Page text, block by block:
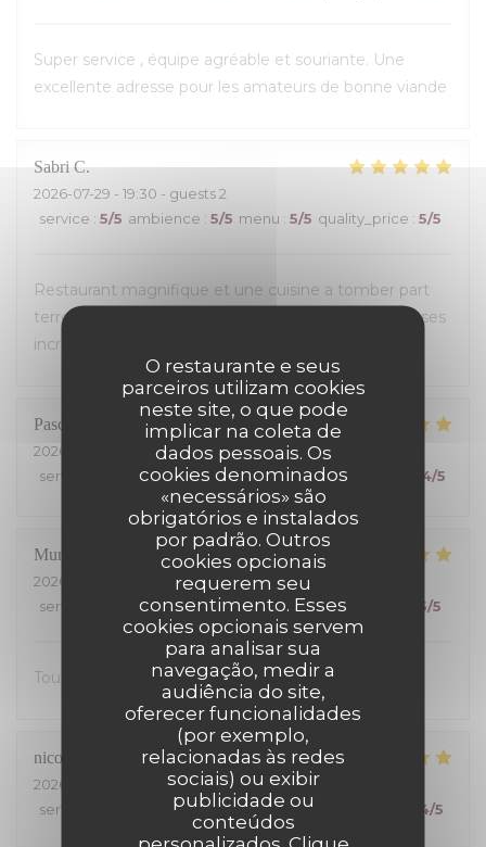
O restaurante e seus
parceiros utilizam cookies
neste site, o que pode
implicar na coleta de
dados pessoais. Os
cookies denominados
«necessários» são
obrigatórios e instalados
por padrão. Outros
cookies opcionais
requerem seu
consentimento. Esses
cookies opcionais servem
para analisar sua
navegação, medir a
audiência do site,
oferecer funcionalidades
(por exemplo,
relacionadas às redes
sociais) ou exibir
publicidade ou
conteúdos
Super service , équipe agréable et souriante. Une
excellente adresse pour les amateurs de bonne viande
Sabri C
2026-07-29 - 19:30 - guests 2
service : 5/5 ambience : 5/5 menu : 5/5 quality_price : 5/5
Restaurant magnifique et une cuisine a tomber part
terre. On a adorer et le personnelles d une gentillesses
incroyable je recommande
Pascal
2026-07-26
- 12:00 - guests 3
service
ambience: 5/5 menu: 4/5 quality_price 4/5
Muriel
2026-07-25
- 13:00 - guests 2
service
ambience:5/5 menu: 5/5 quality_price 5/5
Tout était excellent, on s’est régalé.
nicolas
2026-07-24
- 19:30 - guests 4
service
ambience: 5/5 menu: 5/5 4/5